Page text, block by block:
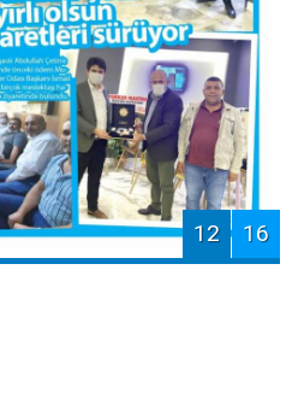
12 16